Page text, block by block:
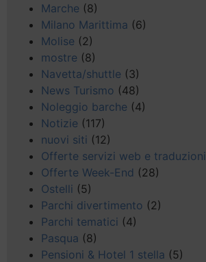
Marche (8)
Milano Marittima (6)
Molise (2)
mostre (8)
Navetta/shuttle (3)
News Turismo (48)
Noleggio barche (4)
Notizie (117)
nuovi siti (12)
Offerte servizi web e traduzioni
Offerte Week-End (28)
Ostelli (5)
Parchi divertimento (2)
Parchi tematici (4)
Pasqua (8)
Pensioni & Hotel 1 stella (5)